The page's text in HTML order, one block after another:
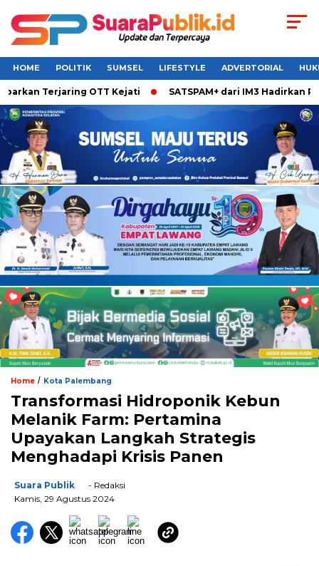
HOME POLITIK SUMSEL LIFESTYLE ADVERTORIAL
Terjaring OTT Kejati SATSPAM+ dari IM3 Hadirkan
Home / Kota Palembang
Transformasi Hidroponik Kebun
Melanik Farm: Pertamina
Upayakan Langkah Strategis
Menghadapi Krisis Panen
Suara Publik
- Redaksi
Kamis, 29 Agustus 2024